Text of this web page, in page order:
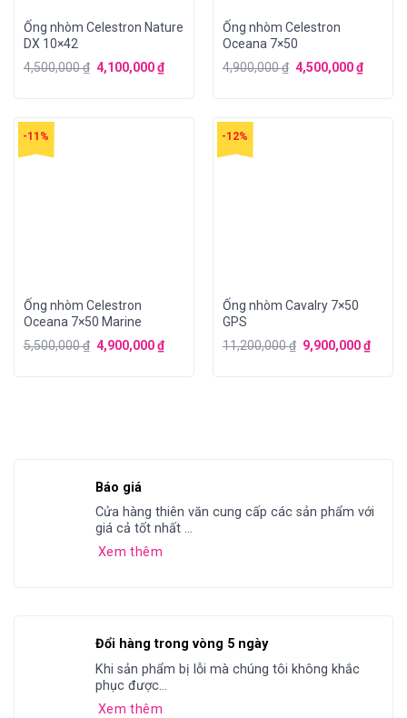
Ống nhòm Celestron Nature
DX 10×42
4,500,000₫ 4,100,000₫
Ống nhòm Celestron
Oceana 7×50
4,900,000₫ 4,500,000₫
-11%
Ống nhòm Celestron
Oceana 7×50 Marine
5,500,000₫ 4,900,000₫
-12%
Ống nhòm Cavalry 7×50
GPS
11,200,000₫ 9,900,000₫
Báo giá
Cửa hàng thiên văn cung cấp các sản phẩm với
giá cả tốt nhất ...
Xem thêm
Đổi hàng trong vòng 5 ngày
Khi sản phẩm bị lỗi mà chúng tôi không khắc
phục được...
Xem thêm